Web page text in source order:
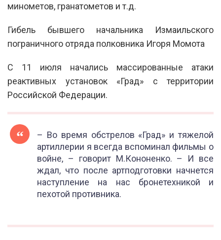
минометов, гранатометов и т.д.
Гибель бывшего начальника Измаильского
пограничного отряда полковника Игоря Момота
С 11 июля начались массированные атаки
реактивных установок «Град» с территории
Российской Федерации.
– Во время обстрелов «Град» и тяжелой
артиллерии я всегда вспоминал фильмы о
войне, – говорит М.Кононенко. – И все
ждал, что после артподготовки начнется
наступление на нас бронетехникой и
пехотой противника.